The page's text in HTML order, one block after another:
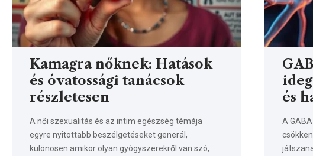
Kamagra nőknek: Hatások
és óvatossági tanácsok
részletesen
A női szexualitás és az intim egészség témája
egyre nyitottabb beszélgetéseket generál,
különösen amikor olyan gyógyszerekről van szó,
és
A